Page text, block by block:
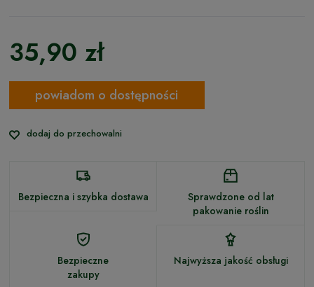
35,90 zł
powiadom o dostępności
dodaj do przechowalni
Bezpieczna i szybka dostawa
Sprawdzone od lat
pakowanie roślin
Bezpieczne
zakupy
Najwyższa jakość obsługi